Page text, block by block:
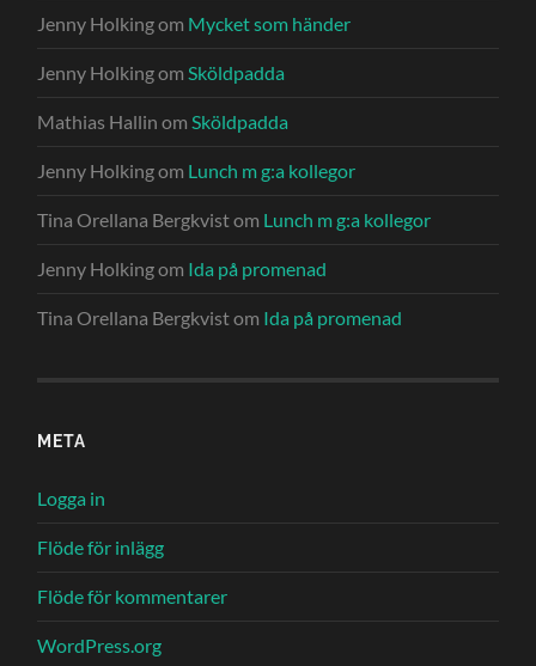
Jenny Holkingom Mycket som händer
Jenny HolkingomSköldpadda
Mathias Hallin omSköldpadda
Jenny Holkingom Lunch m g:a kollegor
Tina Orellana Bergkvistom Lunch m g:a kollegor
Jenny Holkingom Ida på promenad
Tina Orellana Bergkvistom Ida på promenad
META
Logga in
Flöde för inlägg
Flöde för kommentarer
WordPress.org